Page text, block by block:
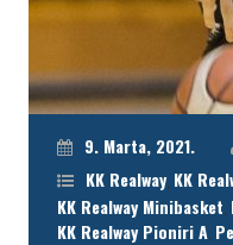
9. Marta, 2021.
KK Realway KK
KK Realway Minibasket
KK Realway Pioniri A